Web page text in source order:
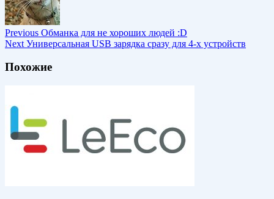
Previous Обманка для не хороших людей :D
Next Универсальная USB зарядка сразу для 4-х устройств
Похожие